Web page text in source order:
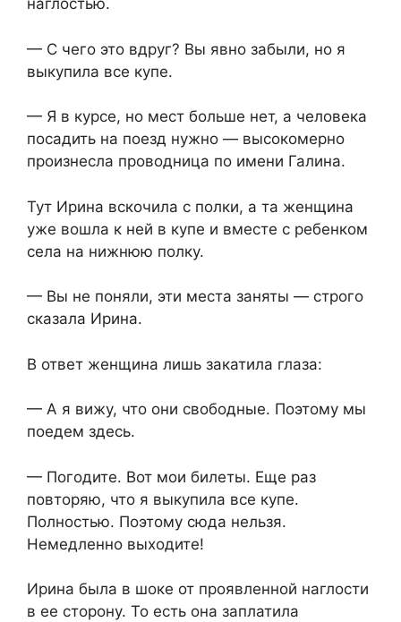
наглостью.
— С чего это вдруг? Вы явно забыли, но я
выкупила все купе.
— Я в курсе, но мест больше нет, а человека
посадить на поезд нужно — высокомерно
произнесла проводница по имени Галина.
Тут Ирина вскочила с полки, а та женщина
уже вошла к ней в купе и вместе с ребенком
села на нижнюю полку.
— Вы не поняли, эти места заняты — строго
сказала Ирина.
В ответ женщина лишь закатила глаза:
— А я вижу, что они свободные. Поэтому мы
поедем здесь.
— Погодите. Вот мои билеты. Еще раз
повторяю, что я выкупила все купе.
Полностью. Поэтому сюда нельзя.
Немедленно выходите!
Ирина была в шоке от проявленной наглости
в ее сторону. То есть она заплатила